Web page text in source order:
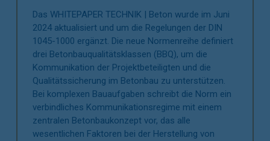
Das WHITEPAPER TECHNIK | Beton wurde im Juni
2024 aktualisiert und um die Regelungen der DIN
1045-1000 ergänzt. Die neue Normenreihe definiert
drei Betonbauqualitätsklassen (BBQ), um die
Kommunikation der Projektbeteiligten und die
Qualitätssicherung im Betonbau zu unterstützen.
Bei komplexen Bauaufgaben schreibt die Norm ein
verbindliches Kommunikationsregime mit einem
zentralen Betonbaukonzept vor, das alle
wesentlichen Faktoren bei der Herstellung von